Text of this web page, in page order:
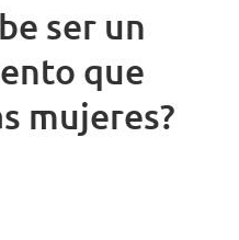
ser un
que
mujeres?